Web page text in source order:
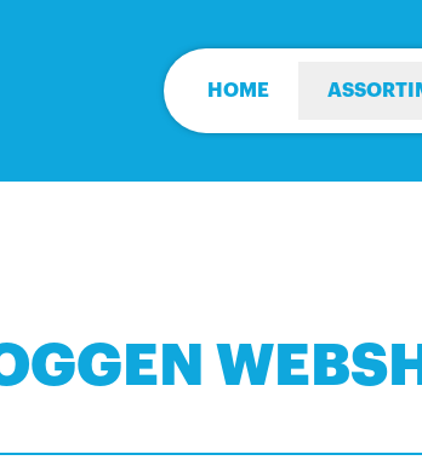
HOME